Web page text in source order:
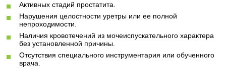
Активных стадий простатита.
Нарушения целостности уретры или ее полной
непроходимости.
Наличия кровотечений из мочеиспускательного характера
без установленной причины.
Отсутствия специального инструментария или обученного
врача.